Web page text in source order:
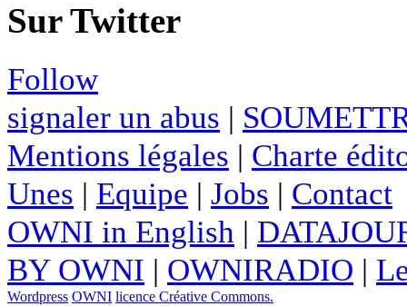
Sur Twitter
Follow
signaler un abus |
Mentions légales | Charte
Unes | Equipe | Jobs | Contact
OWNI in English |
BY OWNI | OWNIRADIO |
Wordpress OWNI licence Créative Commons.